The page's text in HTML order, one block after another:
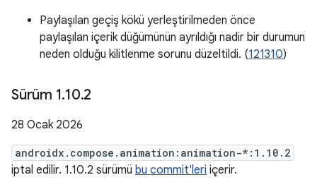
Paylaşılan geçiş kökü yerleştirilmeden önce
paylaşılan içerik düğümünün ayrıldığı nadir bir durumun
neden olduğu kilitlenme sorunu düzeltildi. (121310)
Sürüm 1.10.2
28 Ocak 2026
androidx.compose.animation:animation-*:1.10.2
iptal edilir. 1.10.2 sürümü bu commit'leri içerir.